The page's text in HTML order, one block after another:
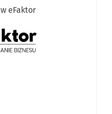
w eFaktor